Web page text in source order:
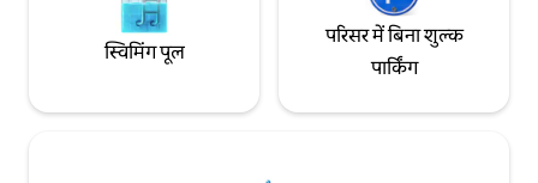
स्विमिंग पूल
परिसर में बिना शुल्क
पार्किंग